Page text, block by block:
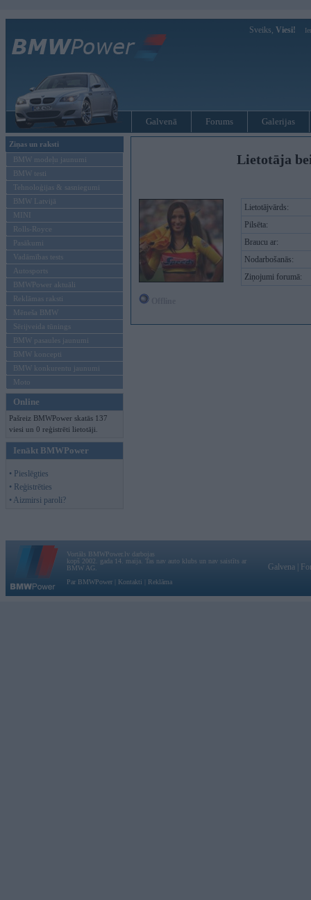
Sveiks, Viesi!
Galvenā Forums Galerijas
Ziņas un raksti
BMW modeļu jaunumi
BMW testi
Tehnoloģijas & sasniegumi
BMW Latvijā
MINI
Rolls-Royce
Pasākumi
Vadāmības tests
Autosports
BMWPower aktuāli
Reklāmas raksti
Mēneša BMW
Sērijveida tūnings
BMW pasaules jaunumi
BMW koncepti
BMW konkurentu jaunumi
Moto
Online
Pašreiz BMWPower skatās 137
viesi un 0 reģistrēti lietotāji.
Ienākt BMWPower
• Pieslēgties
• Reģistrēties
• Aizmirsi paroli?
Lietotāja
Lietotājvārds:
Pilsēta:
Braucu ar:
Nodarbošanās:
Ziņojumi forumā:
Vortāls BMWPower.lv darbojas
kopš 2002. gada 14. maija. Tas nav auto klubs un nav saistīts ar
BMW AG.
Par BMWPower
Kontakti Reklāma
Galvena